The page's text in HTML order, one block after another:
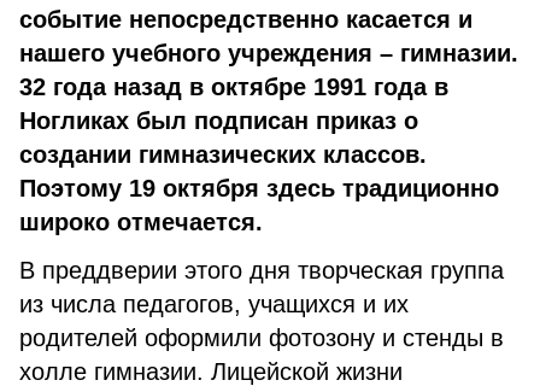
событие непосредственно касается и
нашего учебного учреждения – гимназии.
32 года назад в октябре 1991 года в
Ногликах был подписан приказ о
создании гимназических классов.
Поэтому 19 октября здесь традиционно
широко отмечается.
В преддверии этого дня творческая группа
из числа педагогов, учащихся и их
родителей оформили фотозону и стенды в
холле гимназии. Лицейской жизни